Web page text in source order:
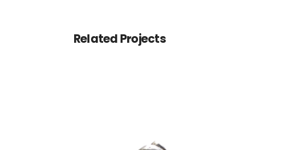
Related Projects